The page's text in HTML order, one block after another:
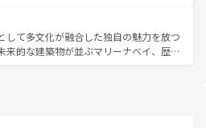
年中温暖で、どの季節にも異なる楽しみ
しみやすいタイの人々、仏教を中心とし
様な観光資源が、訪れる旅人を魅了し続
も感動するはず。観光スポットが密集し
見どころを回れるのも魅力。息をのむよ
的な体験まで、香港を存分に楽しみ尽く
して多文化が融合した独自の魅力を放つ
来的な建築物が並ぶマリーナベイ、歴史